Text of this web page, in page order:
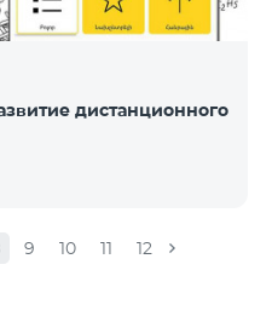
дистанционного
9 10 11 12